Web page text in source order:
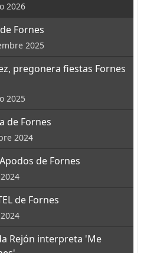
2026
Fornes
2025
pregonera fiestas Fornes
2025
de Fornes
2024
de Fornes
de Fornes
Rejón interpreta 'Me